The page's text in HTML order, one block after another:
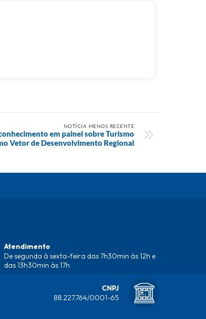
NOTÍCIA MENOS RECENTE
em painel sobre Turismo
Vetor de Desenvolvimento Regional
Atendimento
De segunda à sexta-feira das 7h30min às 12h e
das 13h30min às 17h
CNPJ
88.227.764/0001-65